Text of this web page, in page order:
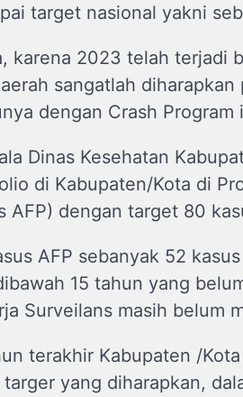
target nasional yakni
karena 2023 telah terjadi
sangatlah diharapkan
dengan Crash Program
Dinas Kesehatan
di Kabupaten/Kota di
AFP) dengan target 80
AFP sebanyak 52
15 tahun yang
Surveilans masih belum
terakhir Kabupaten /
yang diharapkan,